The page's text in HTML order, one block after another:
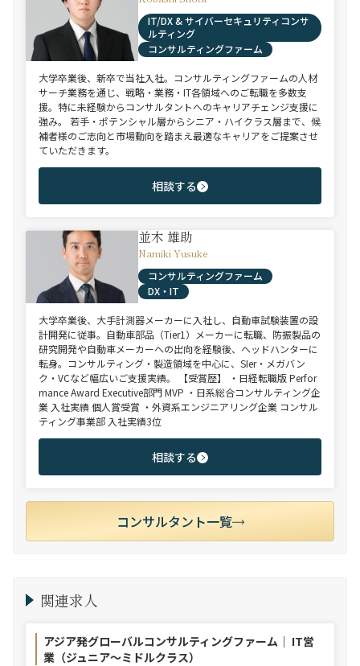
IT/DX & サイバーセキュリティコンサ
ルティング
コンサルティングファーム
大学卒業後、新卒で当社入社。コンサルティングファームの人材
サーチ業務を通じ、戦略・業務・IT各領域へのご転職を多数支
援。特に未経験からコンサルタントへのキャリアチェンジ支援に
強み。 若手・ポテンシャル層からシニア・ハイクラス層まで、候
補者様のご志向と市場動向を踏まえ最適なキャリアをご提案させ
ていただきます。
相談する
並木 雄助
Namiki Yusuke
コンサルティングファーム
DX・IT
大学卒業後、大手計測器メーカーに入社し、自動車試験装置の設
計開発に従事。自動車部品（Tier1）メーカーに転職、防振製品の
研究開発や自動車メーカーへの出向を経験後、ヘッドハンターに
転身。コンサルティング・製造領域を中心に、SIer・メガバン
ク・VCなど幅広いご支援実績。 【受賞歴】 ・日経転職版 Perfor
mance Award Executive部門 MVP ・日系総合コンサルティング企
業 入社実績 個人賞受賞 ・外資系エンジニアリング企業 コンサル
ティング事業部 入社実績3位
相談する
コンサルタント一覧
関連求人
アジア発グローバルコンサルティングファーム｜ IT営
業（ジュニア～ミドルクラス）